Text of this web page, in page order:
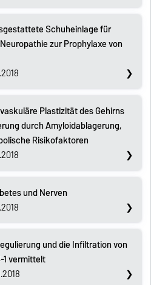
Schuheinlage für
zur Prophylaxe von
Plastizität des Gehirns
durch Amyloidablagerung,
Risikofaktoren
und Nerven
und die Infiltration von
1 vermittelt